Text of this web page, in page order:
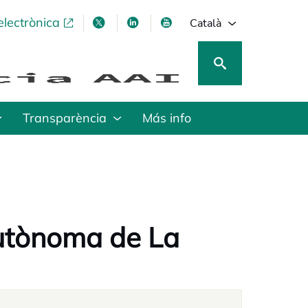
opens in a new tabopens in a new tab
opens in a new tab
opens in a new tab
Català
Transparència Más info
de La